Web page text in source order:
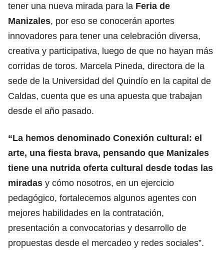
tener una nueva mirada para la Feria de
Manizales, por eso se conocerán aportes
innovadores para tener una celebración diversa,
creativa y participativa, luego de que no hayan más
corridas de toros. Marcela Pineda, directora de la
sede de la Universidad del Quindío en la capital de
Caldas, cuenta que es una apuesta que trabajan
desde el año pasado.
“La hemos denominado Conexión cultural: el
arte, una fiesta brava, pensando que Manizales
tiene una nutrida oferta cultural desde todas las
miradas y cómo nosotros, en un ejercicio
pedagógico, fortalecemos algunos agentes con
mejores habilidades en la contratación,
presentación a convocatorias y desarrollo de
propuestas desde el mercadeo y redes sociales”.